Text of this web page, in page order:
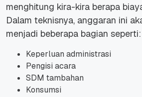
menghitung kira-kira berapa
Dalam teknisnya, anggaran ini
menjadi beberapa bagian seperti:
Keperluan administrasi
Pengisi acara
SDM tambahan
Konsumsi